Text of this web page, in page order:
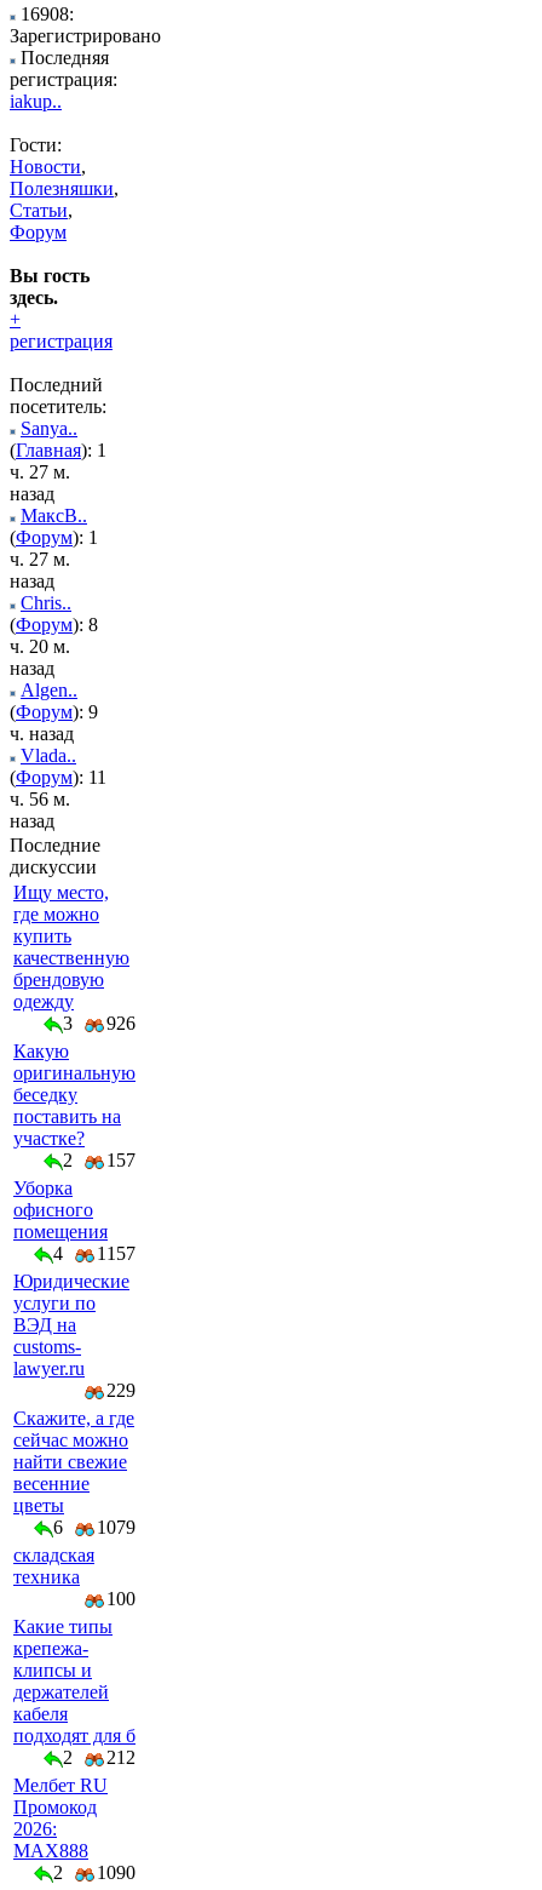
16908:
Зарегистрировано
Последняя
регистрация:
iakup..
Гости:
Новости,
Полезняшки,
Статьи,
Форум
Вы гость
здесь.
+
регистрация
Последний
посетитель:
Sanya..
(Главная): 1
ч. 27 м.
назад
МаксВ..
(Форум): 1
ч. 27 м.
назад
Chris..
(Форум): 8
ч. 20 м.
назад
Algen..
(Форум): 9
ч. назад
Vlada..
(Форум): 11
ч. 56 м.
назад
Последние
дискуссии
Ищу место,
где можно
купить
качественную
брендовую
одежду
3
926
Какую
оригинальную
беседку
поставить на
участке?
2
157
Уборка
офисного
помещения
4
1157
Юридические
услуги по
ВЭД на
customs-
lawyer.ru
229
Скажите, а где
сейчас можно
найти свежие
весенние
цветы
6
1079
складская
техника
100
Какие типы
крепежа-
клипсы и
держателей
кабеля
подходят для б
2
212
Мелбет RU
Промокод
2026:
MAX888
2
1090